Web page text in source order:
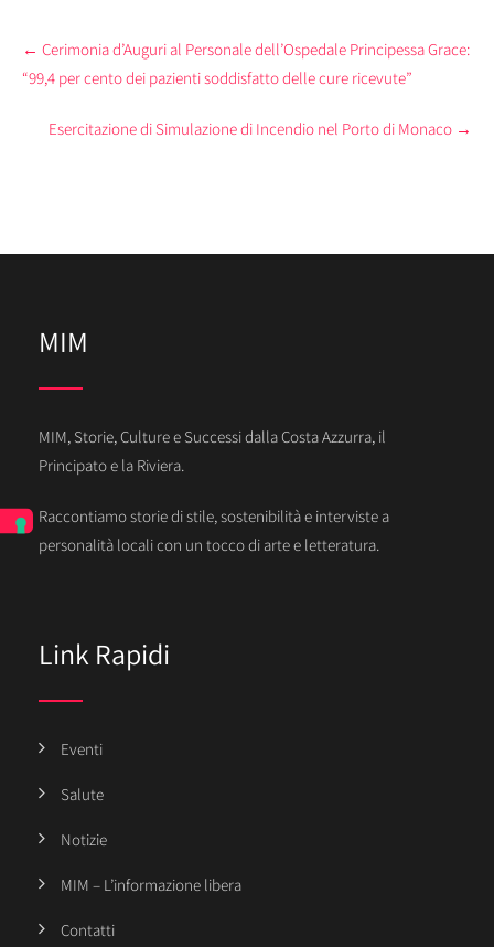
Post
navigation
← Cerimonia d’Auguri al Personale dell’Ospedale Principessa Grace:
“99,4 per cento dei pazienti soddisfatto delle cure ricevute”
Esercitazione di Simulazione di Incendio nel Porto di Monaco →
MIM
MIM, Storie, Culture e Successi dalla Costa Azzurra, il
Principato e la Riviera.
Raccontiamo storie di stile, sostenibilità e interviste a
personalità locali con un tocco di arte e letteratura.
Link Rapidi
Eventi
Salute
Notizie
MIM – L’informazione libera
Contatti